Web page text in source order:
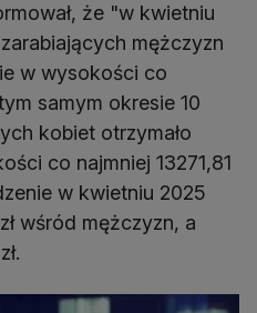
że "w kwietniu
mężczyzn
w wysokości co
samym okresie 10
kobiet otrzymało
co najmniej 13271,81
w kwietniu 2025
wśród mężczyzn, a